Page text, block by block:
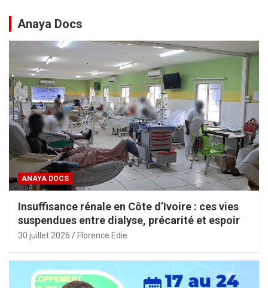
Anaya Docs
ANAYA DOCS
Insuffisance rénale en Côte d’Ivoire : ces vies
suspendues entre dialyse, précarité et espoir
30 juillet 2026 Florence Edie